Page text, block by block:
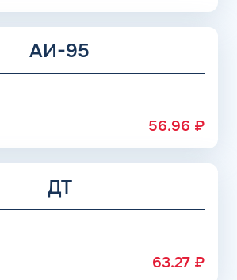
АИ-95
56.96 ₽
ДТ
63.27 ₽